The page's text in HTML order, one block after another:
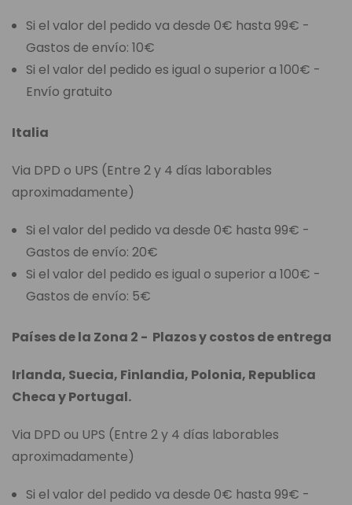
Si el valor del pedido va desde 0€ hasta 99€ -
Gastos de envío: 10€
Si el valor del pedido es igual o superior a 100€ -
Envío gratuito
Italia
Via DPD o UPS (Entre 2 y 4 días laborables
aproximadamente)
Si el valor del pedido va desde 0€ hasta 99€ -
Gastos de envío: 20€
Si el valor del pedido es igual o superior a 100€ -
Gastos de envío: 5€
Países de la Zona 2 - Plazos y costos de entrega
Irlanda, Suecia, Finlandia, Polonia, Republica
Checa y Portugal.
Via DPD ou UPS (Entre 2 y 4 días laborables
aproximadamente)
Si el valor del pedido va desde 0€ hasta 99€ -